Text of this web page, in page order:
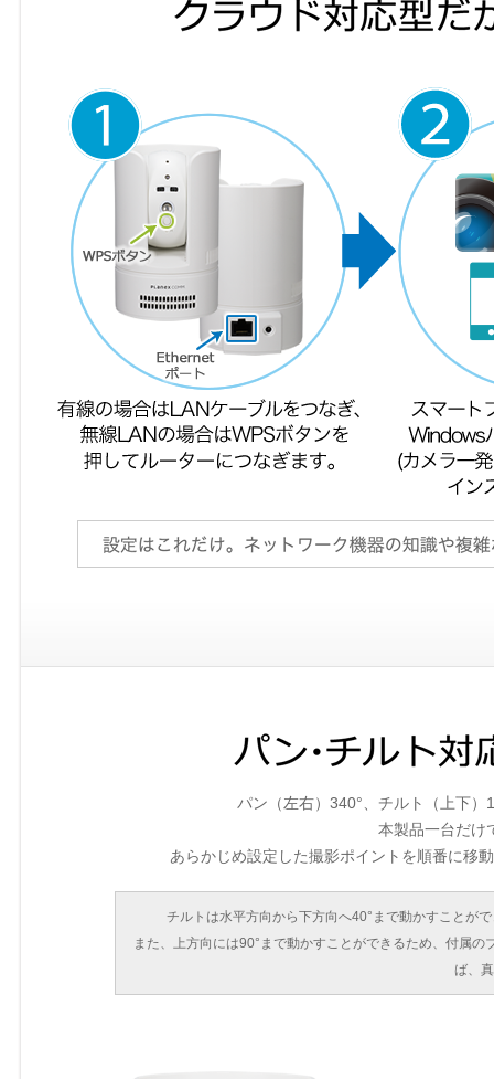
パン（左右）340°、チルト（上下
本製品一台だけ
あらかじめ設定した撮影ポイントを順番に移
チルトは水平方向から下方向へ40°まで動かすことが
また、上方向には90°まで動かすことができるため、付属
ば、